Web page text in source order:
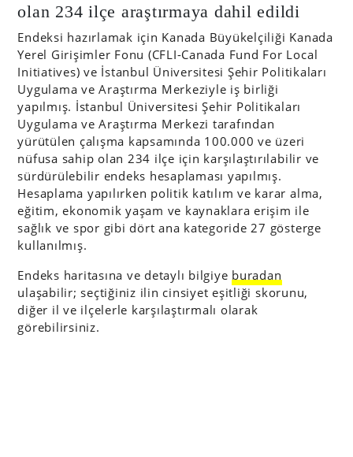
olan 234 ilçe araştırmaya dahil edildi
Endeksi hazırlamak için Kanada Büyükelçiliği Kanada
Yerel Girişimler Fonu (CFLI-Canada Fund For Local
Initiatives) ve İstanbul Üniversitesi Şehir Politikaları
Uygulama ve Araştırma Merkeziyle iş birliği
yapılmış. İstanbul Üniversitesi Şehir Politikaları
Uygulama ve Araştırma Merkezi tarafından
yürütülen çalışma kapsamında 100.000 ve üzeri
nüfusa sahip olan 234 ilçe için karşılaştırılabilir ve
sürdürülebilir endeks hesaplaması yapılmış.
Hesaplama yapılırken politik katılım ve karar alma,
eğitim, ekonomik yaşam ve kaynaklara erişim ile
sağlık ve spor gibi dört ana kategoride 27 gösterge
kullanılmış.
Endeks haritasına ve detaylı bilgiye buradan
ulaşabilir; seçtiğiniz ilin cinsiyet eşitliği skorunu,
diğer il ve ilçelerle karşılaştırmalı olarak
görebilirsiniz.